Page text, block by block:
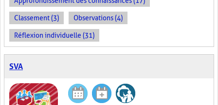
Classement (3) Observations (4)
Réflexion individuelle (31)
SVA